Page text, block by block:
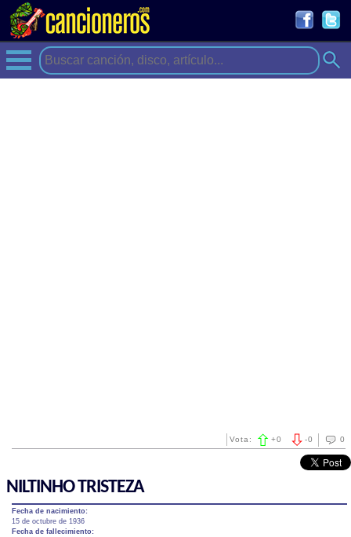
0
-0
Vota: +0
NILTINHO TRISTEZA
Fecha de nacimiento:
15 de octubre de 1936
Fecha de fallecimiento: